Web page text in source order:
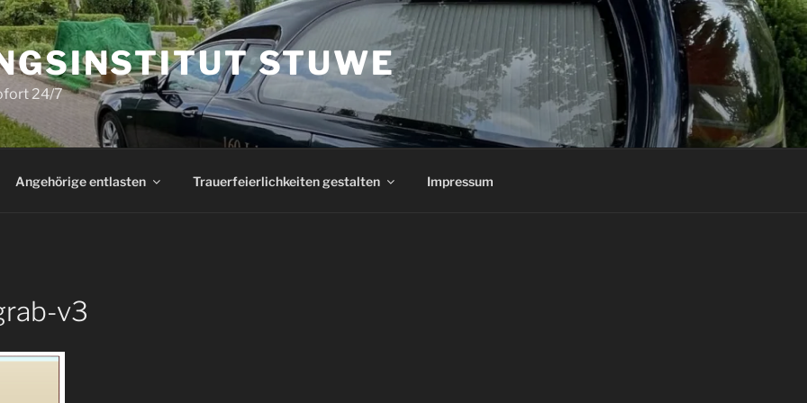
STUWE
24/7
Angehörige entlasten Trauerfeierlichkeiten gestalten Impressum
v3